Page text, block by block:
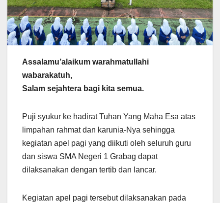
Assalamu’alaikum warahmatullahi
wabarakatuh,
Salam sejahtera bagi kita semua.
Puji syukur ke hadirat Tuhan Yang Maha Esa atas
limpahan rahmat dan karunia-Nya sehingga
kegiatan apel pagi yang diikuti oleh seluruh guru
dan siswa SMA Negeri 1 Grabag dapat
dilaksanakan dengan tertib dan lancar.
Kegiatan apel pagi tersebut dilaksanakan pada